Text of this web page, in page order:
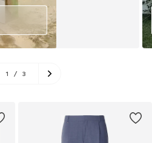
1 / 3